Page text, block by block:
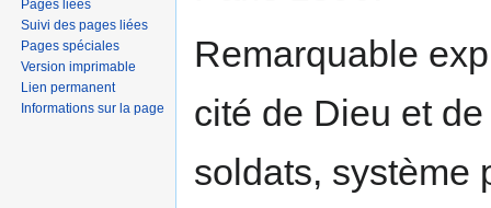
Remarquable
cité de Dieu et
soldats, système
Pages liées
Suivi des pages liées
Pages spéciales
Version imprimable
Lien permanent
Informations sur la page